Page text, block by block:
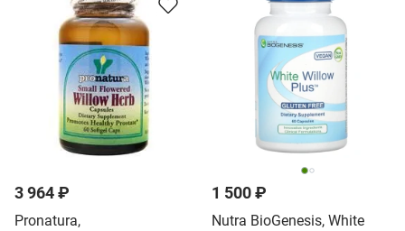
3 964 ₽
Pronatura,
1 500 ₽
Nutra BioGenesis, White